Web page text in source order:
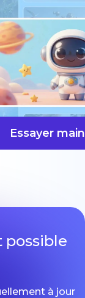
Essayer
vite
possible
à jour